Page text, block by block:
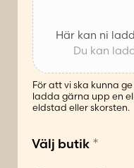
Här kan ni
Du kan
För att vi ska kunna
ladda gärna upp en
eldstad eller skorsten.
u
Välj butik *